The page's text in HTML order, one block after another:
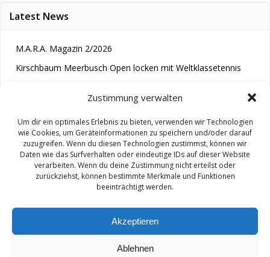
Zustimmung verwalten
Um dir ein optimales Erlebnis zu bieten, verwenden wir Technologien
wie Cookies, um Geräteinformationen zu speichern und/oder darauf
zuzugreifen. Wenn du diesen Technologien zustimmst, können wir
Daten wie das Surfverhalten oder eindeutige IDs auf dieser Website
verarbeiten. Wenn du deine Zustimmung nicht erteilst oder
zurückziehst, können bestimmte Merkmale und Funktionen
beeinträchtigt werden.
Akzeptieren
Ablehnen
Latest News
M.A.R.A. Magazin 2/2026
Kirschbaum Meerbusch Open locken mit Weltklassetennis
© 2026 M.A.R.A.. Created for free using WordPress and
Colibri
Impressum/ Disclaimer